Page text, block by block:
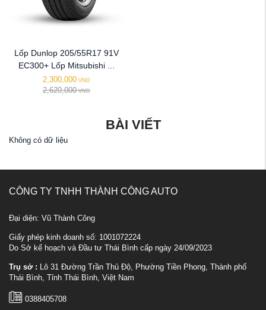
Lốp Dunlop 205/55R17 91V
EC300+ Lốp Mitsubishi ...
2,300,000 VND
2,620,000 VND
BÀI VIẾT
Không có dữ liệu
CÔNG TY TNHH THÀNH CÔNG AUTO
Đại diện: Vũ Thành Công
Giấy phép kinh doanh số: 1001072224
Do Sở kế hoạch và Đầu tư Thái Bình cấp ngày 24/09/2023
Trụ sở : Lô 31 Đường Trần Thủ Độ, Phường Tiền Phong, Thành phố
Thái Bình, Tỉnh Thái Bình, Việt Nam
0388405708